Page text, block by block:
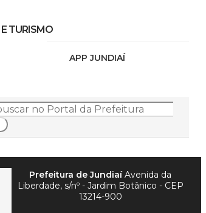
APP JUNDIAÍ
TURISMO
Prefeitura de JundiaíAvenida da
Liberdade, s/nº - Jardim Botânico - CEP
13214-900